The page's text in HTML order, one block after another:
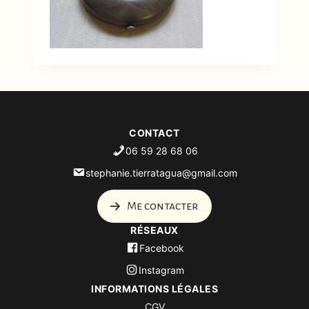
INFORMATIONS LÉGALES
CGV
RÉSEAUX
Facebook
Instagram
CONTACT
06 59 28 68 06
stephanie.tierratagua@gmail.com
Me contacter